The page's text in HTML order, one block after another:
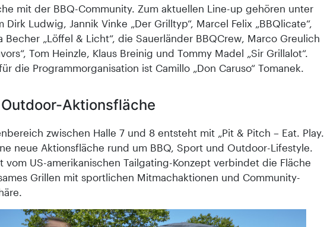
mit der BBQ-Community. Zum aktuellen Line-up gehören unter
Dirk Ludwig, Jannik Vinke „Der Grilltyp“, Marcel Felix „BBQlicate“,
Becher „Löffel & Licht“, die ­Sauerländer BBQCrew, Marco Greulich
Tom Heinzle, Klaus Breinig und Tommy Madel „Sir Grillalot“.
die Programmorganisation ist Camillo „Don Caruso“ Tomanek.
Outdoor-Aktionsfläche
zwischen Halle 7 und 8 entsteht mit „Pit & Pitch – Eat. Play.
neue Aktionsfläche rund um BBQ, Sport und Outdoor-Lifestyle.
vom US-amerikanischen Tailgating-Konzept verbindet die Fläche
Grillen mit sportlichen Mitmachaktionen und Community-